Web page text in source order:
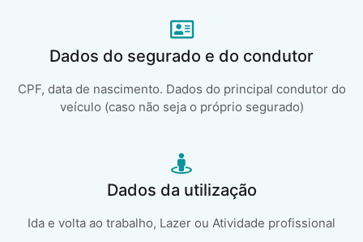
Dados do segurado e do condutor
CPF, data de nascimento. Dados do principal condutor do
veículo (caso não seja o próprio segurado)
Dados da utilização
Ida e volta ao trabalho, Lazer ou Atividade profissional